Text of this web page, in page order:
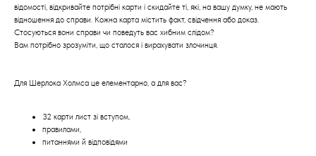
відомості, відкривайте потрібні карти і скидайте ті, які, на вашу думку, не мають
відношення до справи. Кожна карта містить факт, свідчення або доказ.
Стосуються вони справи чи поведуть вас хибним слідом?
Вам потрібно зрозуміти, що сталося і вирахувати злочинця.
Для Шерлока Холмса це елементарно, а для вас?
32 карти лист зі вступом,
правилами,
питаннями й відповідями